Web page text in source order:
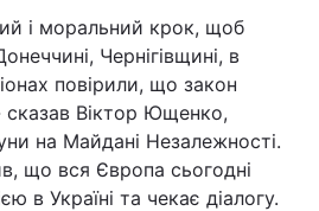
і моральний крок, щоб
Чернігівщині, в
повірили, що закон
Віктор Ющенко,
на Майдані Незалежності.
що вся Європа сьогодні
в Україні та чекає діалогу.